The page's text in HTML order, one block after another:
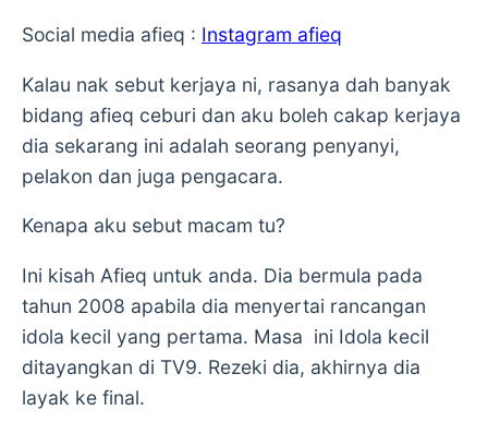
Social media afieq : Instagram afieq
Kalau nak sebut kerjaya ni, rasanya dah banyak
bidang afieq ceburi dan aku boleh cakap kerjaya
dia sekarang ini adalah seorang penyanyi,
pelakon dan juga pengacara.
Kenapa aku sebut macam tu?
Ini kisah Afieq untuk anda. Dia bermula pada
tahun 2008 apabila dia menyertai rancangan
idola kecil yang pertama. Masa ini Idola kecil
ditayangkan di TV9. Rezeki dia, akhirnya dia
layak ke final.